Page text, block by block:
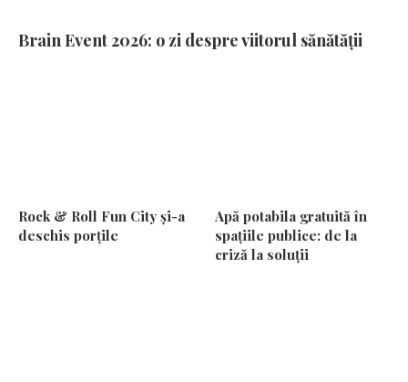
Brain Event 2026: o zi despre viitorul sănătății
Rock & Roll Fun City și-a
deschis porțile
Apă potabila gratuită în
spațiile publice: de la
criză la soluții